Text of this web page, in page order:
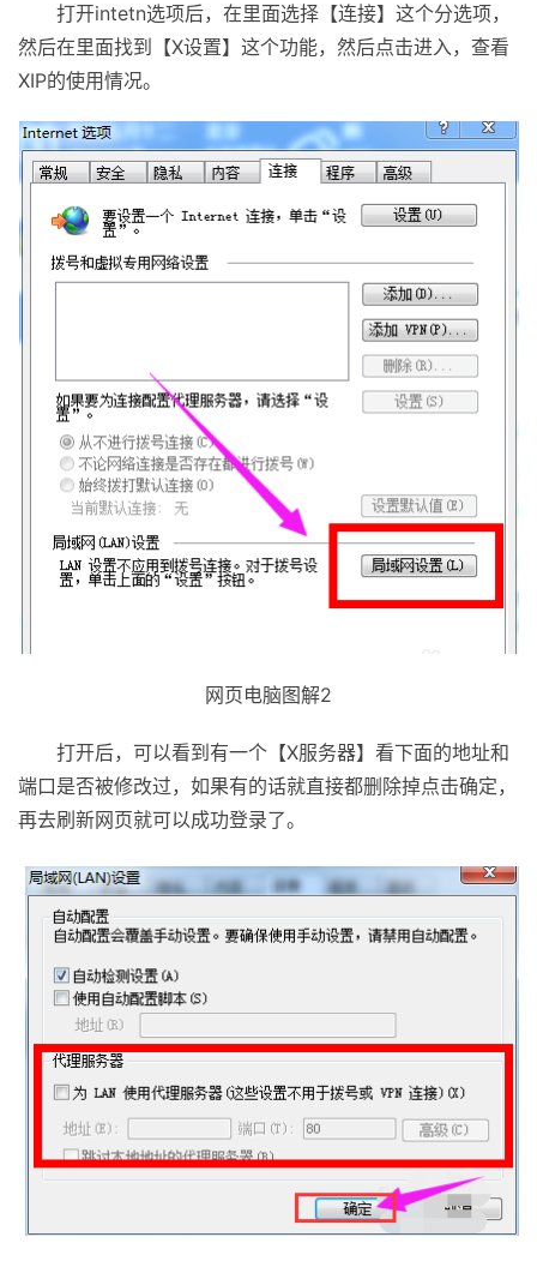
打开intetn选项后，在里面选择【连接】这个分选项，
然后在里面找到【X设置】这个功能，然后点击进入，查看
XIP的使用情况。
网页电脑图解2
打开后，可以看到有一个【X服务器】看下面的地址和
端口是否被修改过，如果有的话就直接都删除掉点击确定，
再去刷新网页就可以成功登录了。